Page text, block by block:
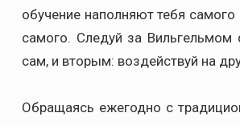
обучение наполняют тебя
самого. Следуй за
сам, и вторым: воздействуй на
Обращаясь ежегодно с